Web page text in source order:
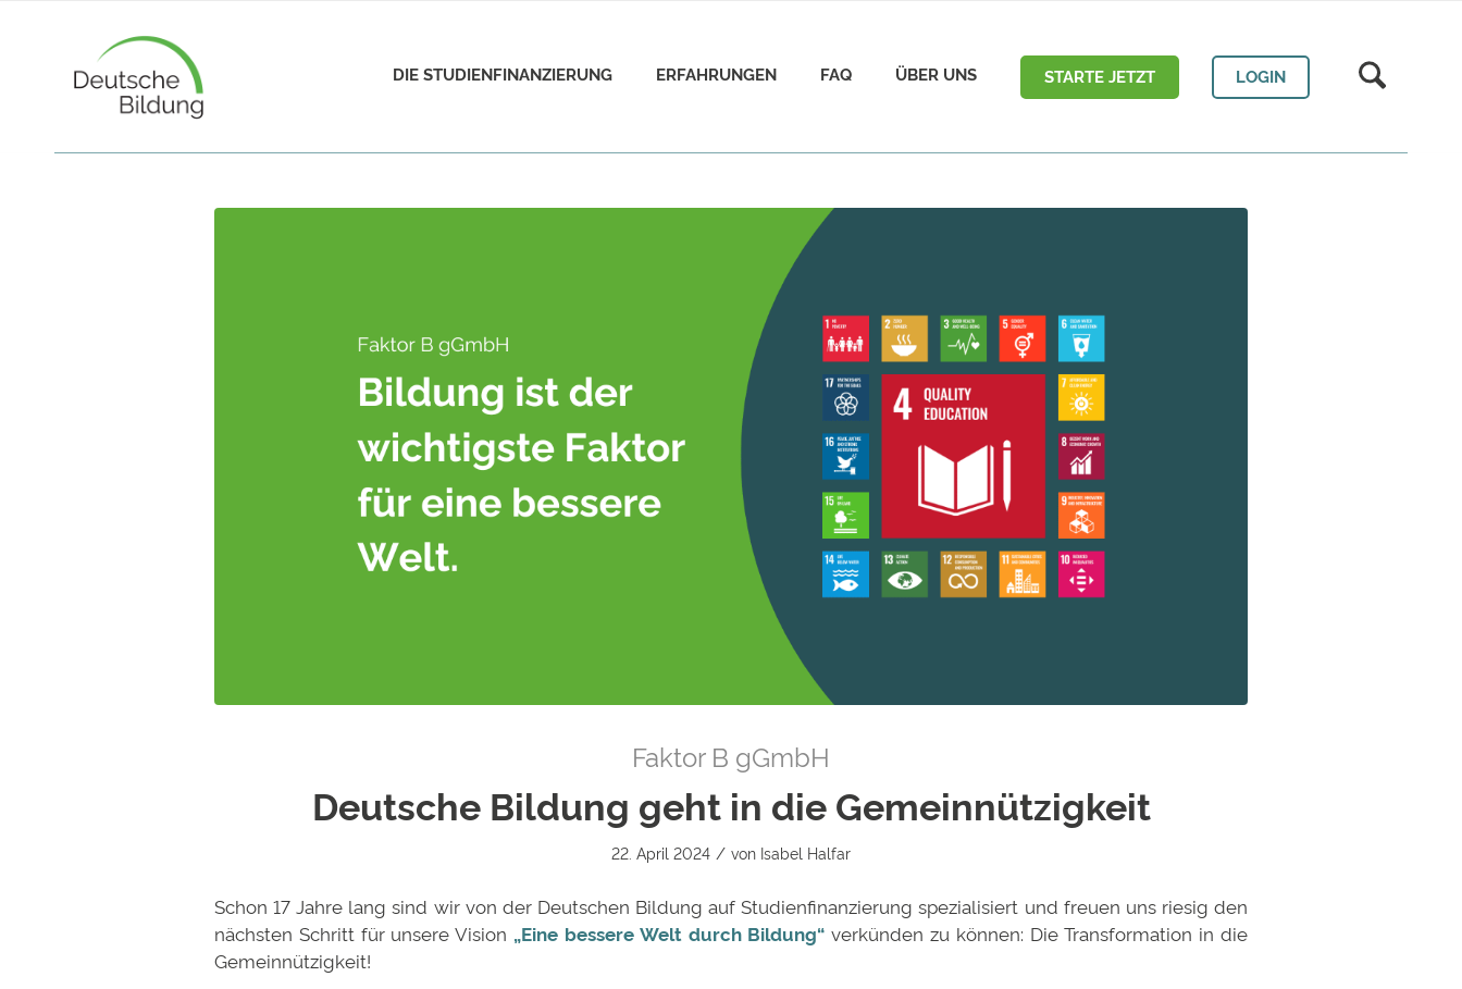
DIE STUDIENFINANZIERUNG ERFAHRUNGEN FAQ ÜBER UNS STARTE JETZT LOGIN
Faktor B gGmbH
Deutsche Bildung geht in die Gemeinnützigkeit
22. April 2024 / von Isabel Halfar
Schon 17 Jahre lang sind wir von der Deutschen Bildung auf Studienfinanzierung spezialisiert und freuen uns riesig den
nächsten Schritt für unsere Vision „Eine bessere Welt durch Bildung“ verkünden zu können: Die Transformation in die
Gemeinnützigkeit!